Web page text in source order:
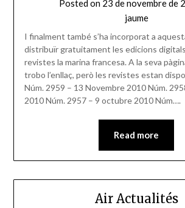
Posted on 23 de novembre de
jaume
I finalment també s’ha incorporat a
distribuïr gratuitament les edicions
revistes la marina francesa. A la seva
trobo l’enllaç, però les revistes estan
Núm. 2959 – 13 Novembre 2010 Núm.
2010 Núm. 2957 – 9 octubre 2010 Núm….
Read more
Air Actualités